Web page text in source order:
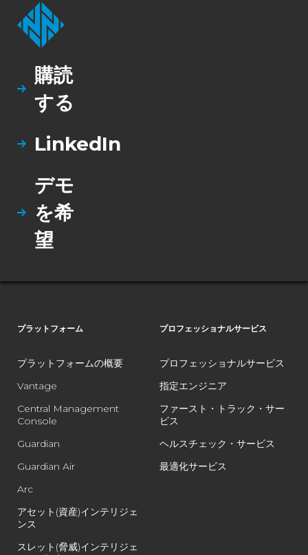
購読
する
LinkedIn
デモ
を希
望
プラットフォーム
プラットフォームの概要
Vantage
Central Management
Console
Guardian
Guardian Air
Arc
アセット(資産)インテリジェ
ンス
スレット(脅威)インテリジェ
プロフェッショナルサービス
プロフェッショナルサービス
指定エンジニア
ファースト・トラック・サー
ビス
ヘルスチェック・サービス
最適化サービス